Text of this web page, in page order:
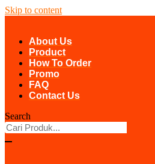
Skip to content
About Us
Product
How To Order
Promo
FAQ
Contact Us
Search